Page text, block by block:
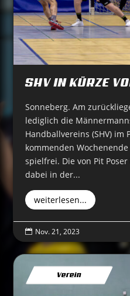
SHV IN KÜRZE
Sonneberg. Am
lediglich die
Handballvereins (SHV)
kommenden
spielfrei. Die von Pit
dabei in der...
weiterlesen...
 Nov. 21, 2023
Verein